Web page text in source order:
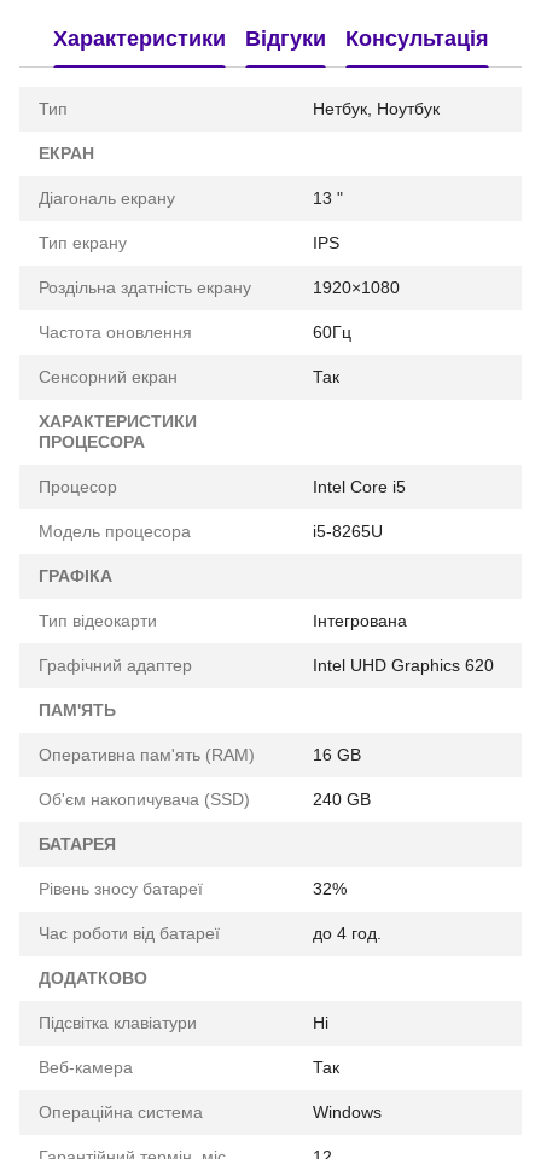
Характеристики Відгуки Консультація
Тип Нетбук, Ноутбук
ЕКРАН
Діагональ екрану 13 "
Тип екрану IPS
Роздільна здатність екрану 1920×1080
Частота оновлення 60Гц
Сенсорний екран Так
ХАРАКТЕРИСТИКИ
ПРОЦЕСОРА
Процесор Intel Core i5
Модель процесора i5-8265U
ГРАФІКА
Тип відеокарти Інтегрована
Графічний адаптер Intel UHD Graphics 620
ПАМ'ЯТЬ
Оперативна пам'ять (RAM) 16 GB
Об'єм накопичувача (SSD) 240 GB
БАТАРЕЯ
Рівень зносу батареї 32%
Час роботи від батареї до 4 год.
ДОДАТКОВО
Підсвітка клавіатури Ні
Веб-камера Так
Операційна система Windows